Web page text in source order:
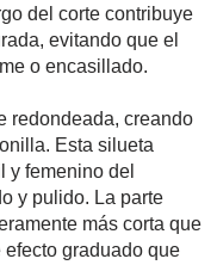
del corte contribuye
evitando que el
o encasillado.
redondeada, creando
Esta silueta
y femenino del
y pulido. La parte
más corta que
efecto graduado que